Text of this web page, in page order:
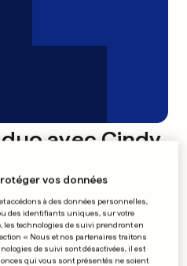
avec Cindy
et le flair de
vos données
accédons à des données personnelles,
des identifiants uniques, sur votre
les technologies de suivi prendront en
« Nous et nos partenaires traitons
de suivi sont désactivées, il est
qui vous sont présentés ne soient